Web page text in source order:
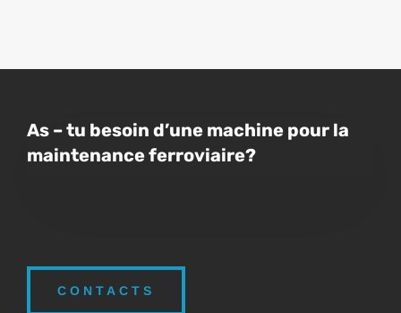
As – tu besoin d’une machine pour la
maintenance ferroviaire?
CONTACTS